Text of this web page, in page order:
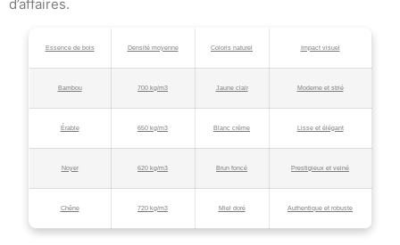
d’affaires.
Essence de bois Densité moyenne Coloris naturel Impact visuel
Bambou 700 kg/m3 Jaune clair Moderne et strié
Érable 650 kg/m3 Blanc crème Lisse et élégant
Noyer 620 kg/m3 Brun foncé Prestigieux et veiné
Chêne 720 kg/m3 Miel doré Authentique et robuste